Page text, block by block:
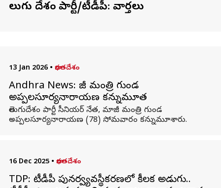
తెలుగు దేశం పార్టీ/టీడీపీ: వార్తలు
13 Jan 2026 • భారతదేశం
Andhra News: మాజీ మంత్రి గుండ
అప్పలసూర్యనారాయణ కన్నుమూత
తెలుగుదేశం పార్టీ సీనియర్‌ నేత, మాజీ మంత్రి గుండ
అప్పలసూర్యనారాయణ (78) సోమవారం కన్నుమూశారు.
16 Dec 2025 • భారతదేశం
TDP: టీడీపీ పునర్వ్యవస్థీకరణలో కీలక అడుగు..